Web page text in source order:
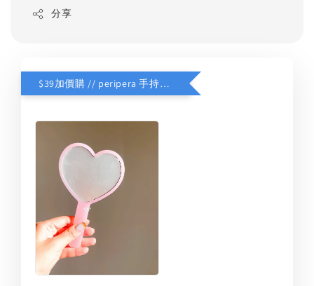
分享
$39加價購 // peripera 手持化妝鏡